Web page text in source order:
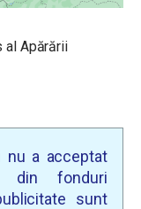
al Apărării
nu a acceptat
din fonduri
sunt